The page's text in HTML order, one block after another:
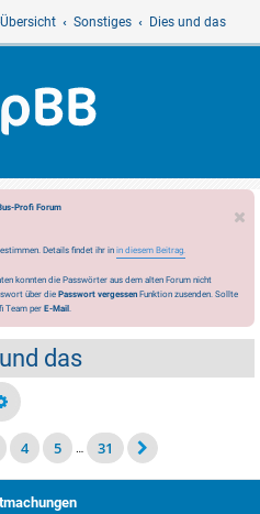
Sonstiges Dies und das
Profi Forum
Details findet ihr in in diesem Beitrag.
konnten die Passwörter aus dem alten Forum nicht
über die Passwort vergessen Funktion zusenden. Sollte
Team perE-Mail.
das
4 5 … 31